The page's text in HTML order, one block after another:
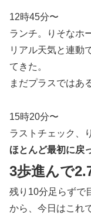
12時45分〜
ランチ。りそなホ
リアル天気と連動
てきた。
まだプラスではあ
15時20分〜
ラストチェック、
ほとんど最初に戻
3歩進んで
残り10分足らずで
から、今日はこれ